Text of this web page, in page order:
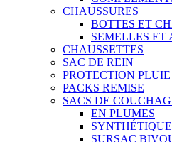
CHAUSSURES
BOTTES ET
SEMELLES ET
CHAUSSETTES
SAC DE REIN
PROTECTION PLUIE
PACKS REMISE
SACS DE
EN PLUMES
SYNTHÉTIQUE
SURSAC